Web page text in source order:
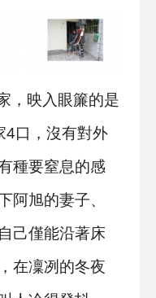
，映入眼簾的是
4口，沒有對外
種要窒息的感
阿旭的妻子、
己僅能沿著床
在凜冽的冬夜